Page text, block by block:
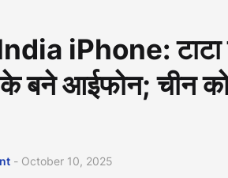
iPhone: टाटा ने
बने आईफोन; चीन
- October 10, 2025